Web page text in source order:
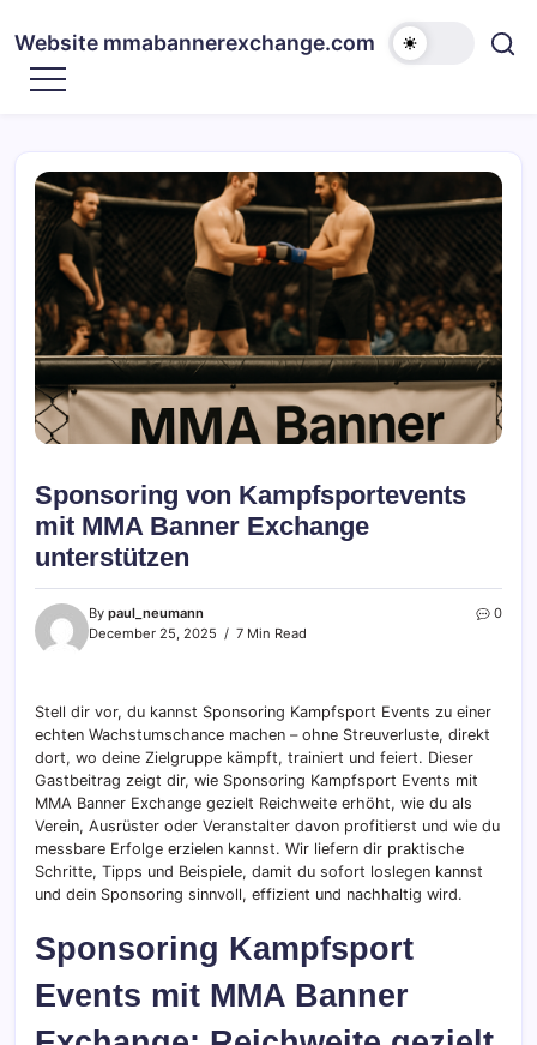
to
content
Website mmabannerexchange.com
Sponsoring von Kampfsportevents
mit MMA Banner Exchange
unterstützen
By paul_neumann
December 25, 2025
7 Min Read
0
Stell dir vor, du kannst Sponsoring Kampfsport Events zu einer
echten Wachstumschance machen – ohne Streuverluste, direkt
dort, wo deine Zielgruppe kämpft, trainiert und feiert. Dieser
Gastbeitrag zeigt dir, wie Sponsoring Kampfsport Events mit
MMA Banner Exchange gezielt Reichweite erhöht, wie du als
Verein, Ausrüster oder Veranstalter davon profitierst und wie du
messbare Erfolge erzielen kannst. Wir liefern dir praktische
Schritte, Tipps und Beispiele, damit du sofort loslegen kannst
und dein Sponsoring sinnvoll, effizient und nachhaltig wird.
Sponsoring Kampfsport
Events mit MMA Banner